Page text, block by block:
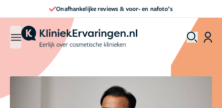
Onafhankelijke reviews & voor- en nafoto’s